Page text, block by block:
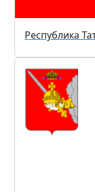
Республика